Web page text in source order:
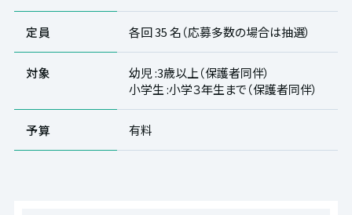
定員 各回 35 名（応募多数の場合は抽選）
対象
幼児 :3歳以上（保護者同伴）
小学生 :小学３年生まで（保護者同伴）
予算 有料